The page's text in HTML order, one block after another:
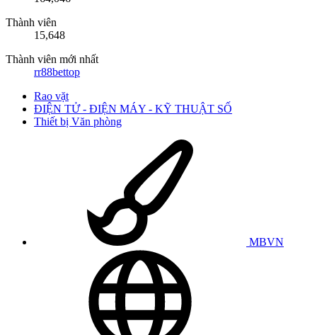
Thành viên
15,648
Thành viên mới nhất
rr88bettop
Rao vặt
ĐIỆN TỬ - ĐIỆN MÁY - KỸ THUẬT SỐ
Thiết bị Văn phòng
MBVN